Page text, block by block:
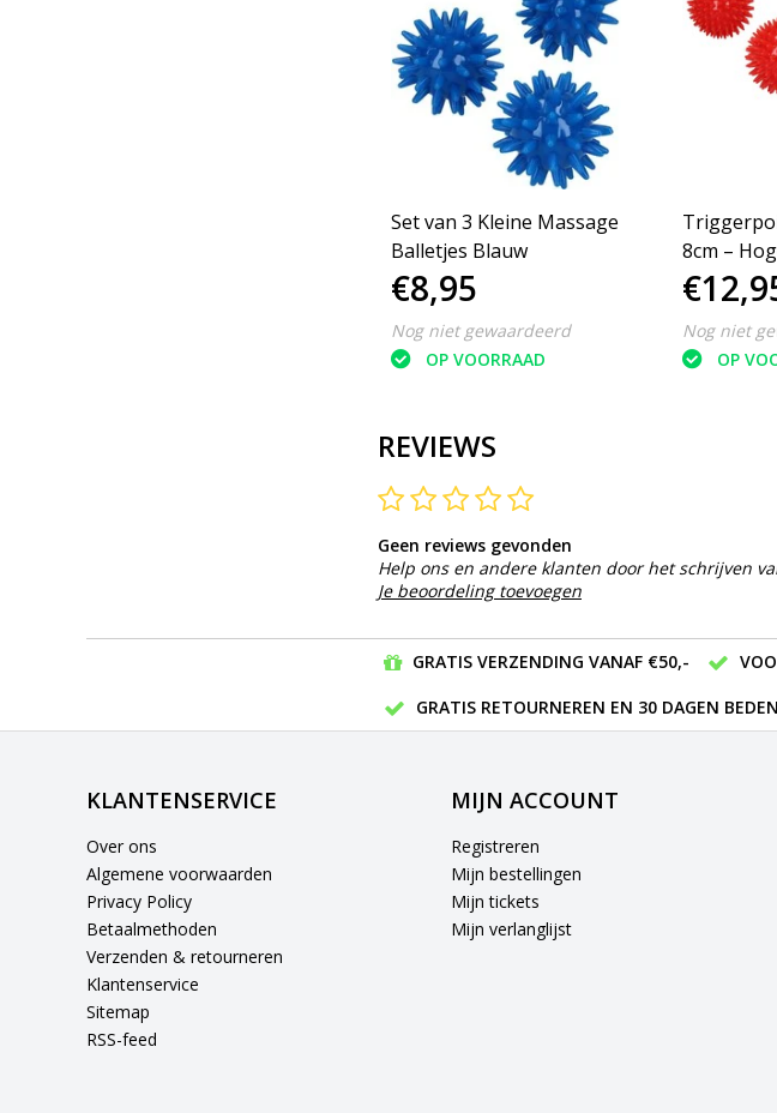
Set van 3 Kleine Massage
Balletjes Blauw
€8,95
Nog niet gewaardeerd
OP VOORRAAD
8cm –
Rood
Nog niet
OP
REVIEWS
Geen reviews gevonden
Help ons en andere klanten door het schrijven
Je beoordeling toevoegen
GRATIS VERZENDING VANAF €50,-
GRATIS RETOURNEREN EN 30 DAGEN
KLANTENSERVICE
Over ons
Algemene voorwaarden
Privacy Policy
Betaalmethoden
Verzenden & retourneren
Klantenservice
Sitemap
RSS-feed
MIJN ACCOUNT
Registreren
Mijn bestellingen
Mijn tickets
Mijn verlanglijst